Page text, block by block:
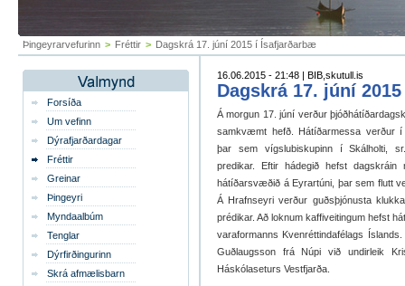
Þingeyrarvefurinn > Fréttir > Dagskrá 17. júní 2015 í Ísafjarðarbæ
Forsíða
Um vefinn
Dýrafjarðardagar
Fréttir
Greinar
Þingeyri
Myndaalbúm
Tenglar
Dýrfirðingurinn
Skrá afmælisbarn
16.06.2015 - 21:48 | BIB,skutull.is
Dagskrá 17. júní
Á morgun 17. júní verður
samkvæmt hefð. Hátíðarmessa verður í
þar sem vígslubiskupinn í Skálholti,
predikar. Eftir hádegið hefst
hátíðarsvæðið á Eyrartúni, þar sem flutt
Á Hrafnseyri verður guðsþjónusta
prédikar. Að loknum kaffiveitingum hefst
varaformanns Kvenréttindafélags
Guðlaugsson frá Núpi við undirleik
Háskólaseturs Vestfjarða.